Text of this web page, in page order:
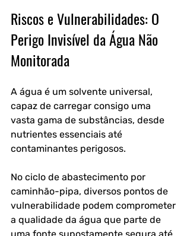
Riscos e Vulnerabilidades: O
Perigo Invisível da Água Não
Monitorada
A água é um solvente universal,
capaz de carregar consigo uma
vasta gama de substâncias, desde
nutrientes essenciais até
contaminantes perigosos.
No ciclo de abastecimento por
caminhão-pipa, diversos pontos de
vulnerabilidade podem comprometer
a qualidade da água que parte de
uma fonte supostamente segura até